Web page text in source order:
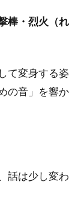
棒・烈火（れ
て変身する姿
の音」を響か
話は少し変わ